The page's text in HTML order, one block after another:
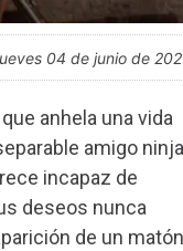
jueves 04 de junio de
anhela una vida
amigo ninja
incapaz de
deseos nunca
de un matón